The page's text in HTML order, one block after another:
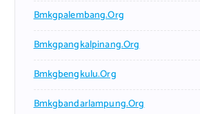
Bmkgpalembang.org
Bmkgpangkalpinang.org
Bmkgbengkulu.org
Bmkgbandarlampung.org